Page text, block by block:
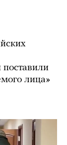
поставили
лица»